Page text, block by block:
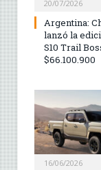
20/07/2026
Argentina:
lanzó la
S10 Trail
$66.100.900
16/06/2026